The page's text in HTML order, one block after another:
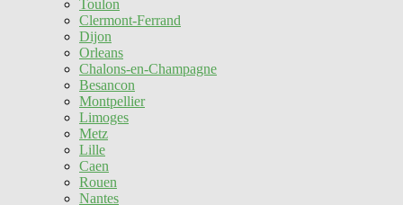
Toulon
Clermont-Ferrand
Dijon
Orleans
Chalons-en-Champagne
Besancon
Montpellier
Limoges
Metz
Lille
Caen
Rouen
Nantes